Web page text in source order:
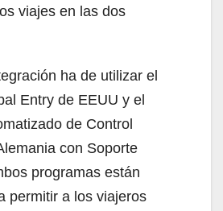
viajes en las dos
ha de utilizar el
Entry de EEUU y el
de Control
con Soporte
programas están
permitir a los viajeros